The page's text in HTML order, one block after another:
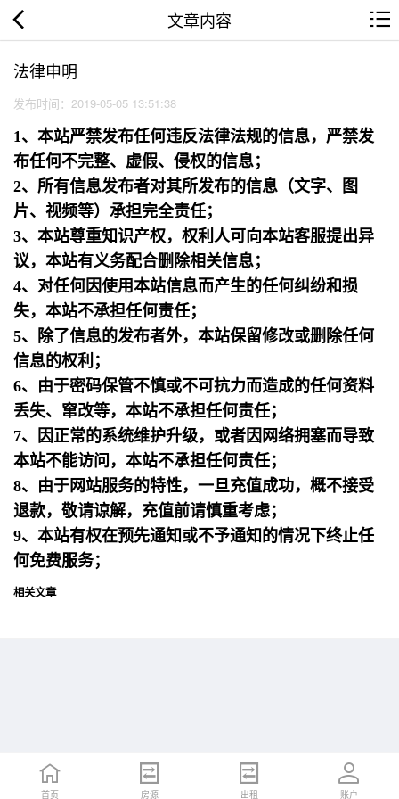
文章内容
法律申明
发布时间：2019-05-05 13:51:38
1、本站严禁发布任何违反法律法规的信息，严禁发
布任何不完整、虚假、侵权的信息；
2、所有信息发布者对其所发布的信息（文字、图
片、视频等）承担完全责任；
3、本站尊重知识产权，权利人可向本站客服提出异
议，本站有义务配合删除相关信息；
4、对任何因使用本站信息而产生的任何纠纷和损
失，本站不承担任何责任；
5、除了信息的发布者外，本站保留修改或删除任何
信息的权利；
6、由于密码保管不慎或不可抗力而造成的任何资料
丢失、窜改等，本站不承担任何责任；
7、因正常的系统维护升级，或者因网络拥塞而导致
本站不能访问，本站不承担任何责任；
8、由于网站服务的特性，一旦充值成功，概不接受
退款，敬请谅解，充值前请慎重考虑；
9、本站有权在预先通知或不予通知的情况下终止任
何免费服务；
相关文章
首页 招聘 简历 账户
首页 房源 出租 账户